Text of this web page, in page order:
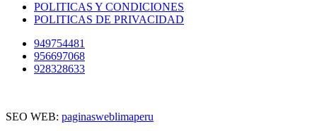
POLITICAS Y CONDICIONES
POLITICAS DE PRIVACIDAD
949754481
956697068
928328633
SEO WEB: paginasweblimaperu